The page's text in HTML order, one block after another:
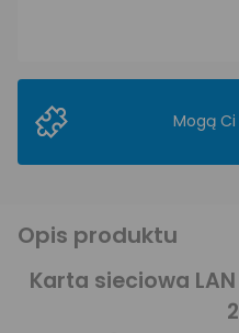
Mogą
Opis produktu
Karta sieciowa